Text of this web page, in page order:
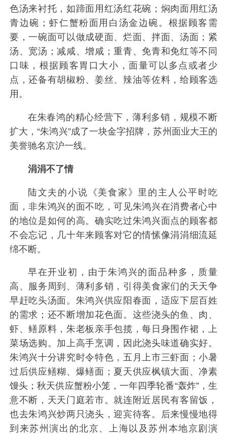
色汤来衬托，如蹄面用红汤红花碗；焖肉面用红汤
青边碗；虾仁蟹粉面用白汤金边碗。根据顾客需
要，一碗面可以做成硬面、烂面、拌面、汤面；紧
汤、宽汤；减咸、增咸；重青、免青和免红等不同
口味，根据顾客胃口大小，面量可以多点或者少
点，还备有胡椒粉、姜丝、辣油等佐料，给顾客选
用。
在朱春鸿的精心经营下，薄利多销，规模不断
扩大，“朱鸿兴”成了一块金字招牌，苏州面业大王的
美誉驰名京沪一线。
涓涓不了情
陆文夫的小说《美食家》里的主人公平时吃
面，非朱鸿兴的面不吃，可见朱鸿兴在消费者心中
的地位是如何的高。确实吃过朱鸿兴面点的顾客都
不会忘记，几十年来顾客对它的情愫像涓涓细流延
绵不断。
早在开业初，由于朱鸿兴的面品种多，质量
高、服务周到、薄利多销，引得美食家们的天天争
早赶吃头汤面。朱鸿兴供应阳春面，适应下层百姓
的需求；还不断增加花色面。这些浇头的鱼、肉、
虾、鳝原料，朱老板亲手包揽，每日身围作裙，上
菜场选购。加上高手烹调，因此浇头味道确实好。
朱鸿兴十分讲究时令特色，五月上市三虾面；小暑
过后供应鳝糊、爆鳝面；夏天供应枫镇大面、净素
馒头；秋天供应蟹粉小笼，一年四季轮番“轰炸”，生
意不断，天天门庭若市。就连附近居民有客留饭，
也去朱鸿兴炒两只浇头，迎宾待客。后来慢慢地得
到来苏州演出的北京、上海以及苏州本地京剧演